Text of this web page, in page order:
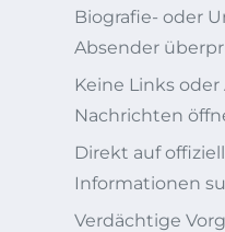
Biografie- oder
Absender
Keine Links
Nachrichten
Direkt auf
Informationen
Verdächtige